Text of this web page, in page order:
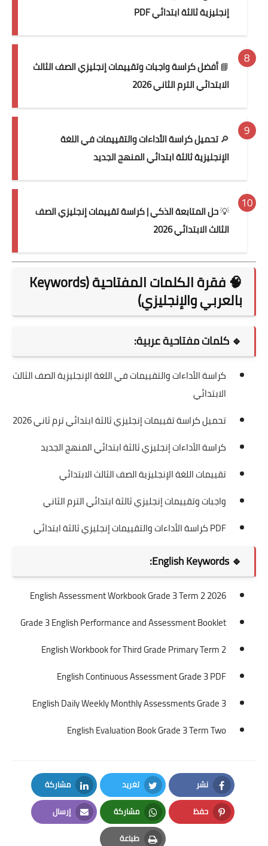
إنجليزية ثالثة ابتدائي PDF
📘أفضل كراسة واجبات وتقييمات إنجليزي الصف الثالث
الابتدائي الترم الثاني 2026
🔎تحميل كراسة الأداءات والتقييمات في اللغة
الإنجليزية ثالثة ابتدائي المنهج الجديد
💡حل المتابعة الذكي | كراسة تقييمات إنجليزي الصف
الثالث الابتدائي 2026
🧠 فقرة الكلمات المفتاحية (Keywords
بالعربي والإنجليزي)
🔹 كلمات مفتاحية عربية:
كراسة الأداءات والتقييمات في اللغة الإنجليزية الصف الثالث
الابتدائي
تحميل كراسة تقييمات إنجليزي ثالثة ابتدائي ترم ثاني 2026
كراسة الأداءات إنجليزي ثالثة ابتدائي المنهج الجديد
تقييمات اللغة الإنجليزية الصف الثالث الابتدائي
واجبات وتقييمات إنجليزي ثالثة ابتدائي الترم الثاني
PDF كراسة الأداءات والتقييمات إنجليزي ثالثة ابتدائي
🔹 English Keywords:
English Assessment Workbook Grade 3 Term 2 2026
Grade 3 English Performance and Assessment Booklet
English Workbook for Third Grade Primary Term 2
English Continuous Assessment Grade 3 PDF
English Daily Weekly Monthly Assessments Grade 3
English Evaluation Book Grade 3 Term Two
نشر
Facebook
تغريد
Twitter
مشاركة
LinkedIn
حفظ
Pinterest
مشاركة
Whatsapp
إرسال
Email
طباعة